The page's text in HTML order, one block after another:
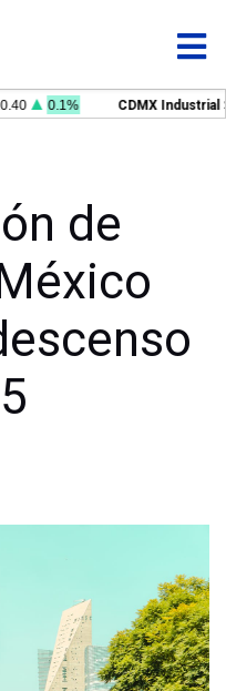
0.1% CDMX Industrial
de